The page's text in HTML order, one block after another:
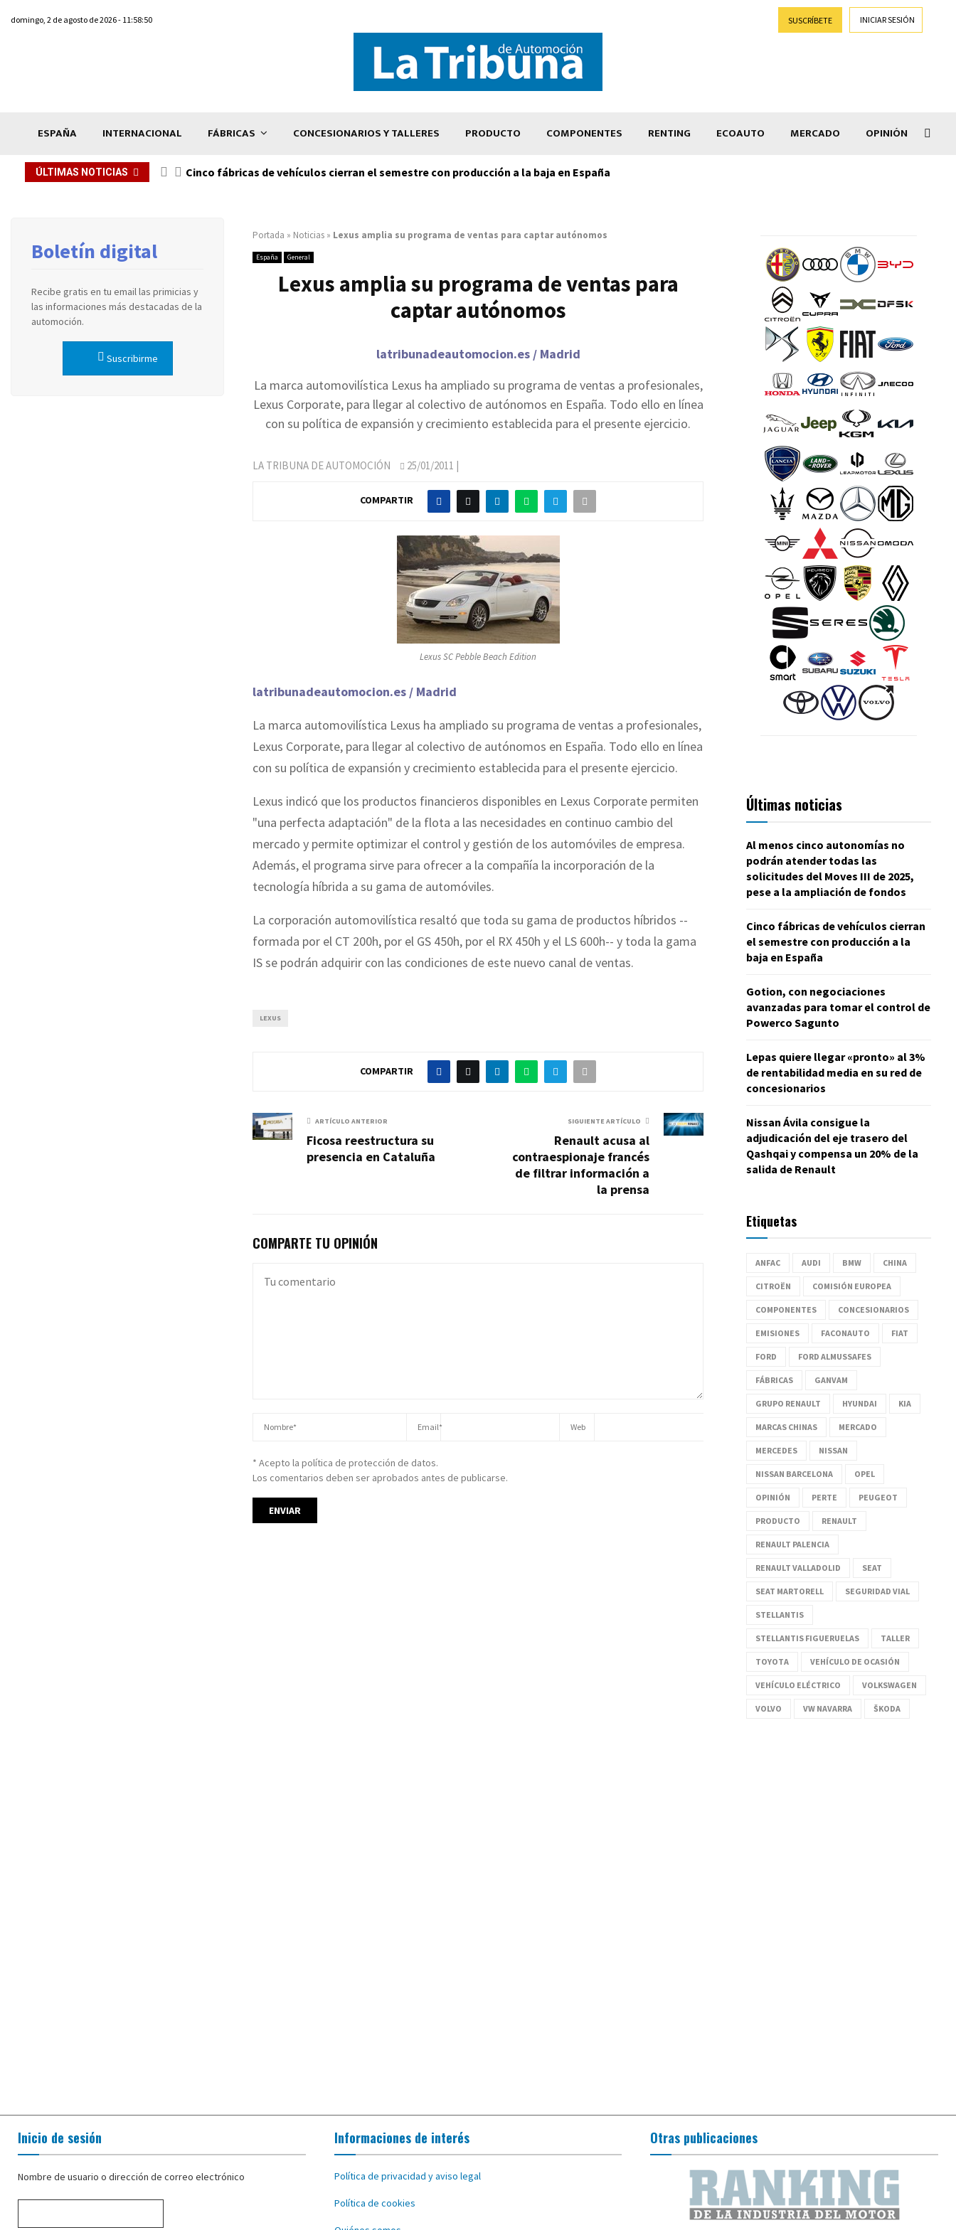
domingo, 2 de agosto de 2026 - 11:58:50 SUSCRÍBETE INICIAR SESIÓN
ESPAÑA INTERNACIONAL FÁBRICAS CONCESIONARIOS Y TALLERES PRODUCTO COMPONENTES RENTING ECOAUTO MERCADO OPINIÓN
ÚLTIMAS NOTICIAS Cinco fábricas de vehículos cierran el semestre con producción a la baja en España
Portada » Noticias » Lexus amplia su programa de ventas para captar autónomos
España General
Lexus amplia su programa de ventas para
captar autónomos
latribunadeautomocion.es / Madrid
La marca automovilística Lexus ha ampliado su programa de ventas a profesionales,
Lexus Corporate, para llegar al colectivo de autónomos en España. Todo ello en línea
con su política de expansión y crecimiento establecida para el presente ejercicio.
LA TRIBUNA DE AUTOMOCIÓN 25/01/2011 |
COMPARTIR
Lexus SC Pebble Beach Edition
latribunadeautomocion.es / Madrid
La marca automovilística Lexus ha ampliado su programa de ventas a profesionales,
Lexus Corporate, para llegar al colectivo de autónomos en España. Todo ello en línea
con su política de expansión y crecimiento establecida para el presente ejercicio.
Lexus indicó que los productos financieros disponibles en Lexus Corporate permiten
"una perfecta adaptación" de la flota a las necesidades en continuo cambio del
mercado y permite optimizar el control y gestión de los automóviles de empresa.
Además, el programa sirve para ofrecer a la compañía la incorporación de la
tecnología híbrida a su gama de automóviles.
La corporación automovilística resaltó que toda su gama de productos híbridos --
formada por el CT 200h, por el GS 450h, por el RX 450h y el LS 600h-- y toda la gama
IS se podrán adquirir con las condiciones de este nuevo canal de ventas.
LEXUS
COMPARTIR
ARTÍCULO ANTERIOR
Ficosa reestructura su
presencia en Cataluña
SIGUIENTE ARTÍCULO
Renault acusa al
contraespionaje francés
de filtrar información a
la prensa
COMPARTE TU OPINIÓN
* Acepto la política de protección de datos.
Los comentarios deben ser aprobados antes de publicarse.
Boletín digital
Recibe gratis en tu email las primicias y
las informaciones más destacadas de la
automoción.
Suscribirme
Últimas noticias
Al menos cinco autonomías no
podrán atender todas las
solicitudes del Moves III de 2025,
pese a la ampliación de fondos
Cinco fábricas de vehículos cierran
el semestre con producción a la
baja en España
Gotion, con negociaciones
avanzadas para tomar el control de
Powerco Sagunto
Lepas quiere llegar «pronto» al 3%
de rentabilidad media en su red de
concesionarios
Nissan Ávila consigue la
adjudicación del eje trasero del
Qashqai y compensa un 20% de la
salida de Renault
Etiquetas
ANFAC AUDI BMW CHINA
CITROËN COMISIÓN EUROPEA
COMPONENTES CONCESIONARIOS
EMISIONES FACONAUTO FIAT
FORD FORD ALMUSSAFES
FÁBRICAS GANVAM
GRUPO RENAULT HYUNDAI KIA
MARCAS CHINAS MERCADO
MERCEDES NISSAN
NISSAN BARCELONA OPEL
OPINIÓN PERTE PEUGEOT
PRODUCTO RENAULT
RENAULT PALENCIA
RENAULT VALLADOLID SEAT
SEAT MARTORELL SEGURIDAD VIAL
STELLANTIS
STELLANTIS FIGUERUELAS TALLER
TOYOTA VEHÍCULO DE OCASIÓN
VEHÍCULO ELÉCTRICO VOLKSWAGEN
VOLVO VW NAVARRA ŠKODA
Inicio de sesión
Nombre de usuario o dirección de correo electrónico
Informaciones de interés
Política de privacidad y aviso legal
Política de cookies
Otras publicaciones